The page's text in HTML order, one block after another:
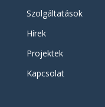
Szolgáltatások
Hírek
Projektek
Kapcsolat